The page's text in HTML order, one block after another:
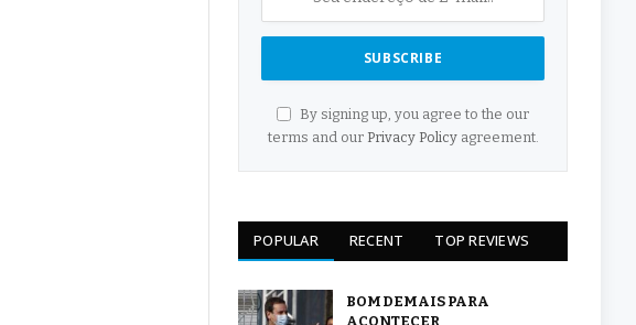
By signing up, you agree to the our
terms and our Privacy Policyagreement.
POPULAR RECENT TOP REVIEWS
BOM DEMAIS PARA
ACONTECER